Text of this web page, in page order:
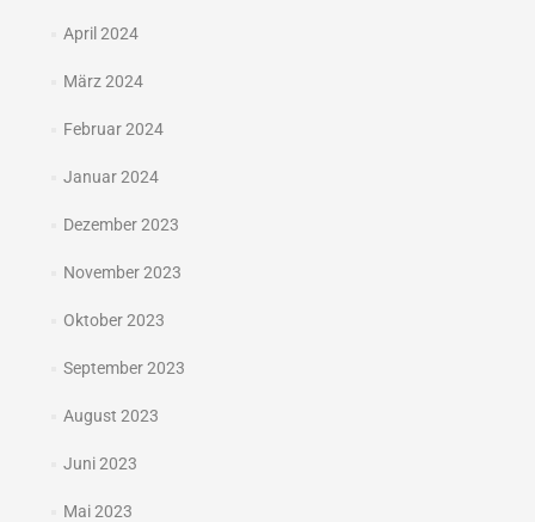
April 2024
März 2024
Februar 2024
Januar 2024
Dezember 2023
November 2023
Oktober 2023
September 2023
August 2023
Juni 2023
Mai 2023